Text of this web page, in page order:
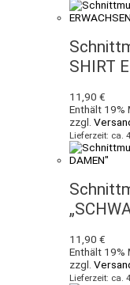
SHIRT
11,90 €
Enthält 19%
zzgl.
Lieferzeit: ca.
11,90 €
Enthält 19%
zzgl.
Lieferzeit: ca.